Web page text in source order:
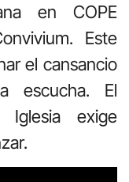
en COPE
Este
el cansancio
escucha. El
exige